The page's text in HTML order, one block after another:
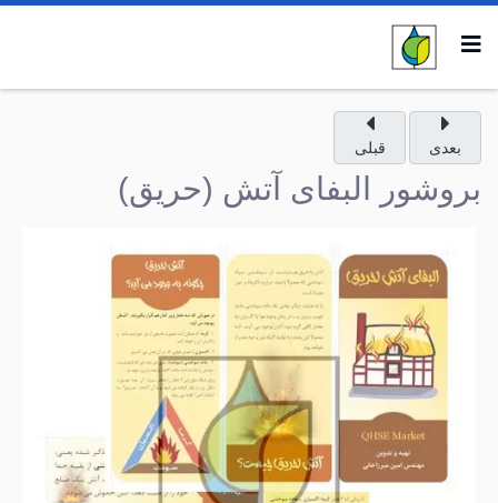
قبلی بعدی
بروشور البفای آتش (حریق)